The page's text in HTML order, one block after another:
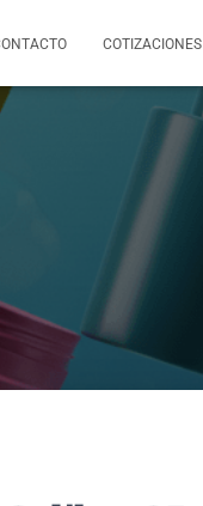
COTIZACIONES